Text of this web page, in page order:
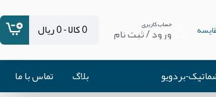
حساب کاربری
ورود / ثبت نام 0 کالا - 0 ریال
بردویو بلاگ تماس با ما